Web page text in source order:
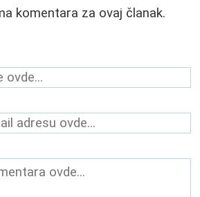
komentara za ovaj članak.